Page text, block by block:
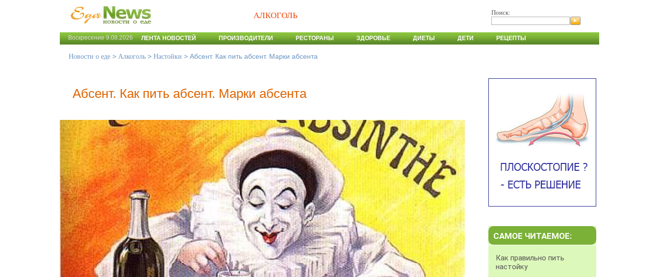
АЛКОГОЛЬ Поиск:
Воскресение 9.08.2026 ЛЕНТА НОВОСТЕЙ ПРОИЗВОДИТЕЛИ РЕСТОРАНЫ ЗДОРОВЬЕ ДИЕТЫ ДЕТИ РЕЦЕПТЫ
Новости о еде > Алкоголь > Настойки > Абсент. Как пить абсент. Марки абсента
Абсент. Как пить абсент. Марки абсента
САМОЕ ЧИТАЕМОЕ:
Как правильно пить
настойку